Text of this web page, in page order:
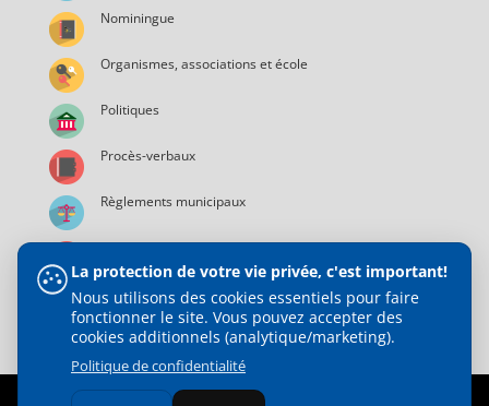
Nominingue
Organismes, associations et école
Politiques
Procès-verbaux
Règlements municipaux
Services municipaux
© 2021 Municipalité de Nominingue | Tous droits réservés |
La protection de votre vie privée, c'est important!
Nous utilisons des cookies essentiels pour faire
fonctionner le site. Vous pouvez accepter des
cookies additionnels (analytique/marketing).
Politique de confidentialité